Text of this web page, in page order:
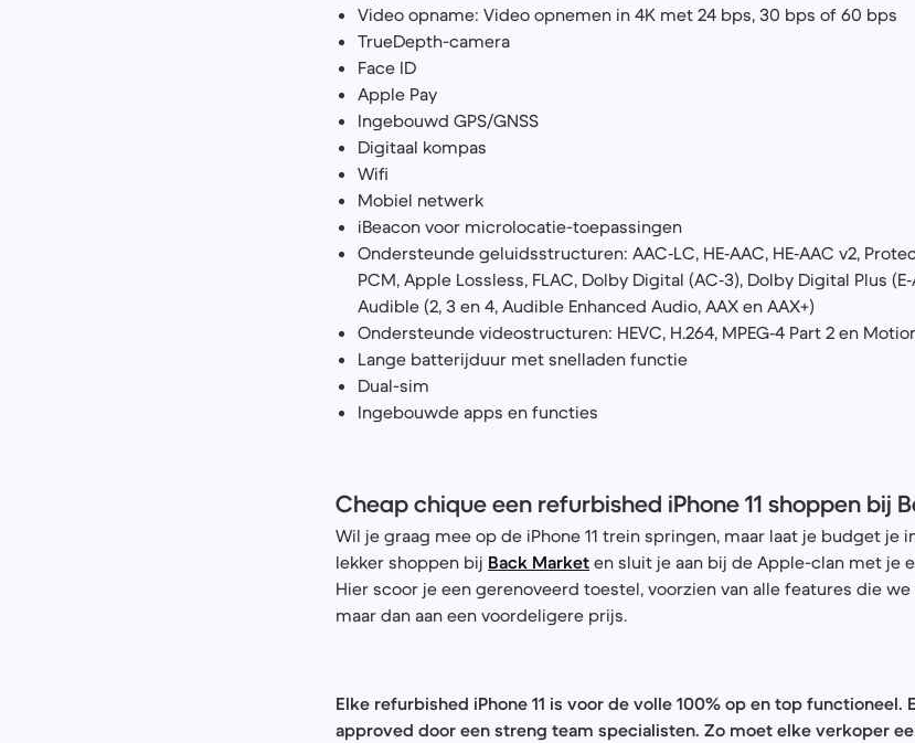
Video opname: Video opnemen in 4K met 24 bps, 30 bps of 60 bps
TrueDepth-camera
Face ID
Apple Pay
Ingebouwd GPS/GNSS
Digitaal kompas
Wifi
Mobiel netwerk
iBeacon voor microlocatie-toepassingen
Ondersteunde geluids­structuren: AAC‑LC, HE‑AAC, HE‑AAC v2,
PCM, Apple Lossless, FLAC, Dolby Digital (AC‑3), Dolby Digital Plus
Audible (2, 3 en 4, Audible Enhanced Audio, AAX en AAX+)
Ondersteunde video­structuren: HEVC, H.264, MPEG‑4 Part 2 en
Lange batterijduur met snelladen functie
Dual-sim
Ingebouwde apps en functies
Cheap chique een refurbished iPhone 11 shoppen bij
Wil je graag mee op de iPhone 11 trein springen, maar laat je budget je
lekker shoppen bij Back Market en sluit je aan bij de Apple-clan met je
Hier scoor je een gerenoveerd toestel, voorzien van alle features die
maar dan aan een voordeligere prijs.
Elke refurbished iPhone 11 is voor de volle 100% op en top functioneel.
approved door een streng team specialisten. Zo moet elke verkoper